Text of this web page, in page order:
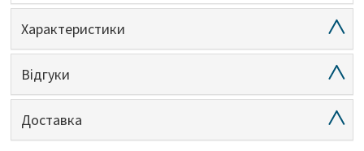
Характеристики
Відгуки
Доставка